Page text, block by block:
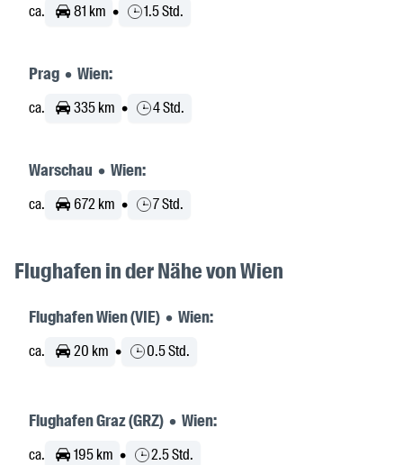
ca. 81 km • 1.5 Std.
Prag • Wien:
ca. 335 km • 4 Std.
Warschau • Wien:
ca. 672 km • 7 Std.
Flughafen in der Nähe von Wien
Flughafen Wien (VIE) • Wien:
ca. 20 km • 0.5 Std.
Flughafen Graz (GRZ) • Wien:
ca. 195 km • 2.5 Std.